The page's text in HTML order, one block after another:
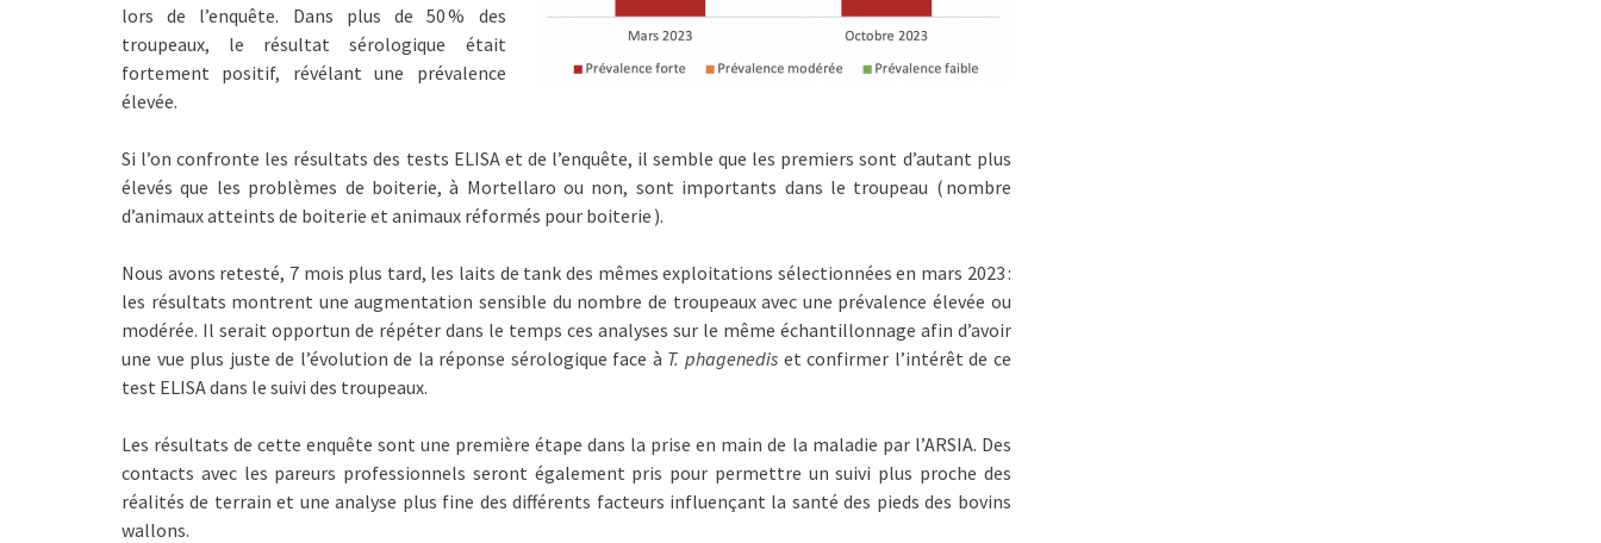
lors de l’enquête. Dans plus de 50 % des
troupeaux, le résultat sérologique était
fortement positif, révélant une prévalence
élevée.
Si l’on confronte les résultats des tests ELISA et de l’enquête, il semble que les premiers sont d’autant plus
élevés que les problèmes de boiterie, à Mortellaro ou non, sont importants dans le troupeau ( nombre
d’animaux atteints de boiterie et animaux réformés pour boiterie ).
Nous avons retesté, 7 mois plus tard, les laits de tank des mêmes exploitations sélectionnées en mars 2023 :
les résultats montrent une augmentation sensible du nombre de troupeaux avec une prévalence élevée ou
modérée. Il serait opportun de répéter dans le temps ces analyses sur le même échantillonnage afin d’avoir
une vue plus juste de l’évolution de la réponse sérologique face à T. phagenediset confirmer l’intérêt de ce
test ELISA dans le suivi des troupeaux.
Les résultats de cette enquête sont une première étape dans la prise en main de la maladie par l’ARSIA. Des
contacts avec les pareurs professionnels seront également pris pour permettre un suivi plus proche des
réalités de terrain et une analyse plus fine des différents facteurs influençant la santé des pieds des bovins
wallons.